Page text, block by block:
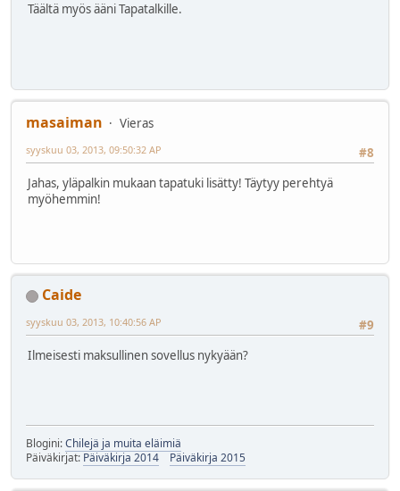
Täältä myös ääni Tapatalkille.
masaiman
Vieras
#8
syyskuu 03, 2013, 09:50:32 AP
Jahas, yläpalkin mukaan tapatuki lisätty! Täytyy perehtyä
myöhemmin!
Caide
#9
syyskuu 03, 2013, 10:40:56 AP
Ilmeisesti maksullinen sovellus nykyään?
Blogini:Chilejä ja muita eläimiä
Päiväkirjat: Päiväkirja 2014 Päiväkirja 2015